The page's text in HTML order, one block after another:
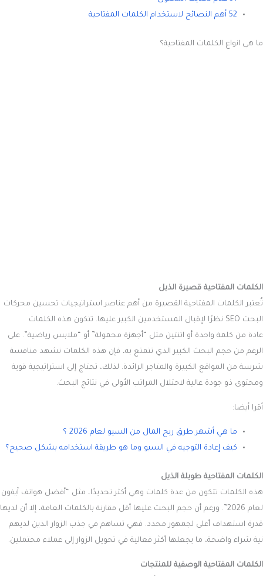
52 أهم النصائح لاستخدام الكلمات المفتاحية
ما هي انواع الكلمات المفتاحية؟
الكلمات المفتاحية قصيرة الذيل
تُعتبر الكلمات المفتاحية القصيرة من أهم عناصر استراتيجيات تحسين محركات
البحث SEO نظرًا لإقبال المستخدمين الكبير عليها. تتكون هذه الكلمات
عادة من كلمة واحدة أو اثنتين مثل “أجهزة محمولة” أو “ملابس رياضية”. على
الرغم من حجم البحث الكبير الذي تتمتع به، فإن هذه الكلمات تشهد منافسة
شرسة من المواقع الكبيرة والمتاجر الرائدة. لذلك، تحتاج إلى استراتيجية قوية
ومحتوى ذو جودة عالية لاحتلال المراتب الأولى في نتائج البحث.
أقرا أيضا:
ما هي أشهر طرق ربح المال من السيو لعام 2026 ؟
كيف إعادة التوجيه في السيو وما هو طريقة استخدامه بشكل صحيح؟
الكلمات المفتاحية طويلة الذيل
هذه الكلمات تتكون من عدة كلمات وهي أكثر تحديدًا، مثل “أفضل هواتف آيفون
لعام 2026”. ورغم أن حجم البحث عليها أقل مقارنة بالكلمات العامة، إلا أن لديها
قدرة استهداف أعلى لجمهور محدد. فهي تساهم في جذب الزوار الذين لديهم
نية شراء واضحة، ما يجعلها أكثر فعالية في تحويل الزوار إلى عملاء محتملين.
الكلمات المفتاحية الوصفية للمنتجات